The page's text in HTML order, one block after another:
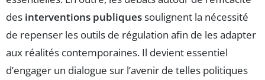
des interventions publiquessoulignent la nécessité
de repenser les outils de régulation afin de les adapter
aux réalités contemporaines. Il devient essentiel
d’engager un dialogue sur l’avenir de telles politiques